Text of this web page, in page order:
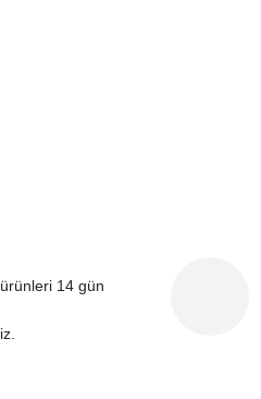
ürünleri 14 gün